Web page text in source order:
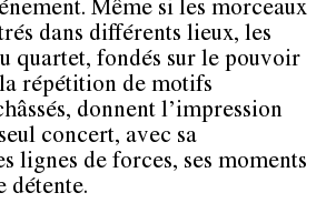
Même si les morceaux
dans différents lieux, les
quartet, fondés sur le pouvoir
répétition de motifs
donnent l’impression
concert, avec sa
lignes de forces, ses moments
détente.